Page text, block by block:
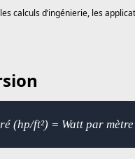
calculs d’ingénierie, les
(hp/ft²) = Watt par